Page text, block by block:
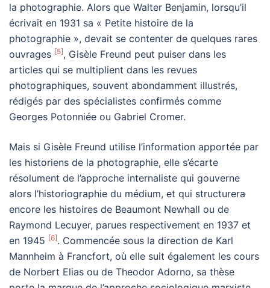
la photographie. Alors que Walter Benjamin, lorsqu’il
écrivait en 1931 sa « Petite histoire de la
photographie », devait se contenter de quelques rares
ouvrages [5], Gisèle Freund peut puiser dans les
articles qui se multiplient dans les revues
photographiques, souvent abondamment illustrés,
rédigés par des spécialistes confirmés comme
Georges Potonniée ou Gabriel Cromer.
Mais si Gisèle Freund utilise l’information apportée par
les historiens de la photographie, elle s’écarte
résolument de l’approche internaliste qui gouverne
alors l’historiographie du médium, et qui structurera
encore les histoires de Beaumont Newhall ou de
Raymond Lecuyer, parues respectivement en 1937 et
en 1945 [6]. Commencée sous la direction de Karl
Mannheim à Francfort, où elle suit également les cours
de Norbert Elias ou de Theodor Adorno, sa thèse